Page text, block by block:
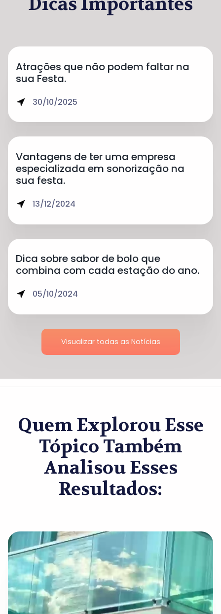
Atrações que não podem faltar na
sua Festa.
30/10/2025
Vantagens de ter uma empresa
especializada em sonorização na
sua festa.
13/12/2024
Dica sobre sabor de bolo que
combina com cada estação do ano.
05/10/2024
Visualizar todas as Notícias
Quem Explorou Esse
Tópico Também
Analisou Esses
Resultados: